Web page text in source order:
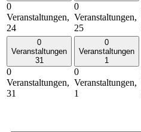
0
Veranstaltungen,
24
0
Veranstaltungen,
25
0
Veranstaltungen
31
0
Veranstaltungen,
31
0
Veranstaltungen
1
0
Veranstaltungen,
1